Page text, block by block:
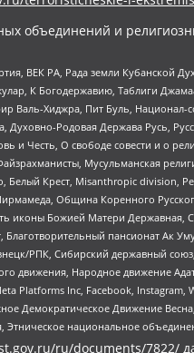
объединений и
ВЕК РА, Рада земли Кубанской
К Богодержавию, Таблиги
Валь-Хиджра, Пит Буль,
Духовно-Родовая Держава Русь,
и Честь, О свободе совести и о
Мусульманская
Белый Крест, Misanthropic division,
Община Коренного
иконы Божией Матери Державная,
Благотворительный пансионат Ак
РПК, Сибирский державный
движения, Народное движение
Platforms Inc, Facebook,
Демократическое Движение
Этническое национальное
ru/documents/7822/